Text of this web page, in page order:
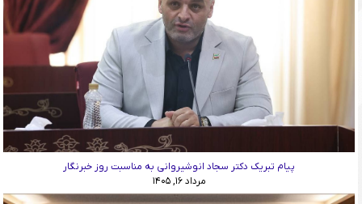
پیام تبریک دکتر سجاد انوشیروانی به مناسبت روز خبرنگار
مرداد ۱۶, ۱۴۰۵